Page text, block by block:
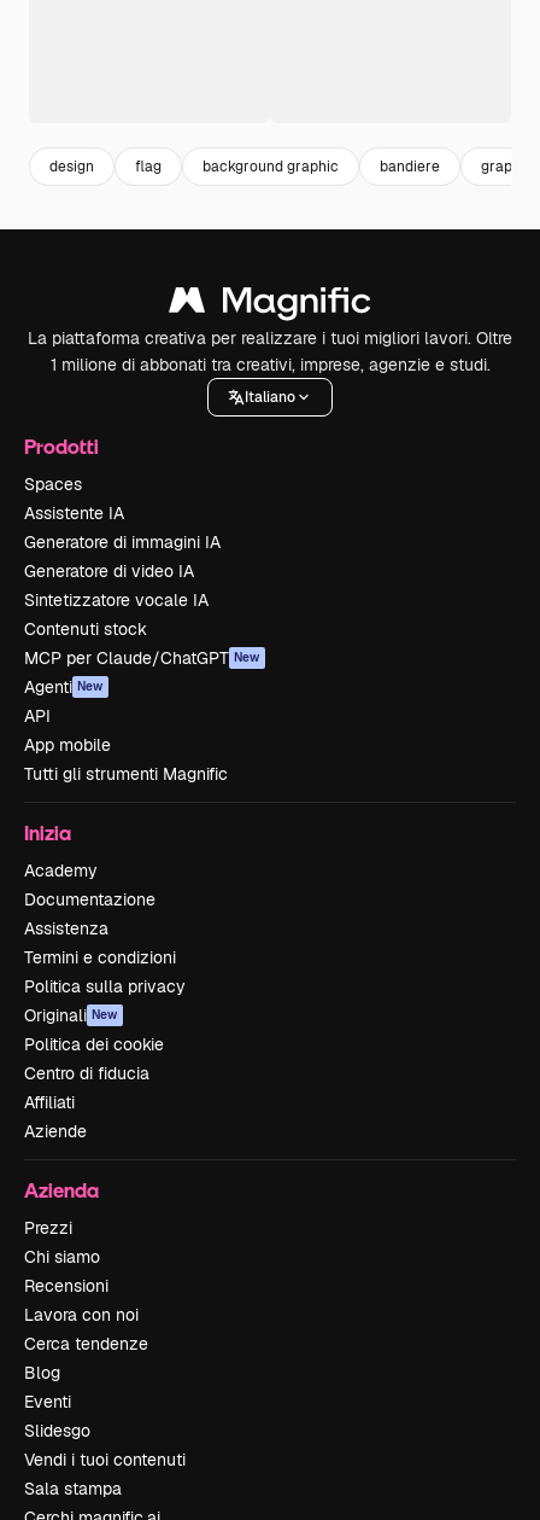
design flag background graphic bandiere graphic
La piattaforma creativa per realizzare i tuoi migliori lavori. Oltre
1 milione di abbonati tra creativi, imprese, agenzie e studi.
Italiano
Prodotti
Spaces
Assistente IA
Generatore di immagini IA
Generatore di video IA
Sintetizzatore vocale IA
Contenuti stock
MCP per Claude/ChatGPT New
Agenti New
API
App mobile
Tutti gli strumenti Magnific
Inizia
Academy
Documentazione
Assistenza
Termini e condizioni
Politica sulla privacy
Originali New
Politica dei cookie
Centro di fiducia
Affiliati
Aziende
Azienda
Prezzi
Chi siamo
Recensioni
Lavora con noi
Cerca tendenze
Blog
Eventi
Slidesgo
Vendi i tuoi contenuti
Sala stampa